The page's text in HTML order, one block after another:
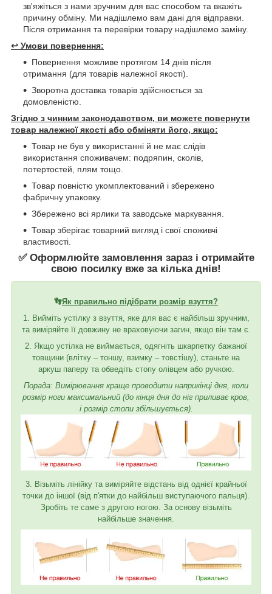
зв'яжіться з нами зручним для вас способом та вкажіть
причину обміну. Ми надішлемо вам дані для відправки.
Після отримання та перевірки товару надішлемо заміну.
↩️ Умови повернення:
Повернення можливе протягом 14 днів після
отримання (для товарів належної якості).
Зворотна доставка товарів здійснюється за
домовленістю.
Згідно з чинним законодавством, ви можете повернути
товар належної якості або обміняти його, якщо:
Товар не був у використанні й не має слідів
використання споживачем: подряпин, сколів,
потертостей, плям тощо.
Товар повністю укомплектований і збережено
фабричну упаковку.
Збережено всі ярлики та заводське маркування.
Товар зберігає товарний вигляд і свої споживчі
властивості.
✅ Оформлюйте замовлення зараз і отримайте
свою посилку вже за кілька днів!
👣Як правильно підібрати розмір взуття?
1. Вийміть устілку з взуття, яке для вас є найбільш зручним,
та виміряйте її довжину не враховуючи загин, якщо він там є.
2. Якщо устілка не виймається, одягніть шкарпетку бажаної
товщини (влітку – тоншу, взимку – товстішу), станьте на
аркуш паперу та обведіть стопу олівцем або ручкою.
Порада: Вимірювання краще проводити наприкінці дня, коли
розмір ноги максимальний (до кінця дня до ніг приливає кров,
і розмір стопи збільшується).
3. Візьміть лінійку та виміряйте відстань від однієї крайньої
точки до іншої (від п'ятки до найбільш виступаючого пальця).
Зробіть те саме з другою ногою. За основу візьміть
найбільше значення.